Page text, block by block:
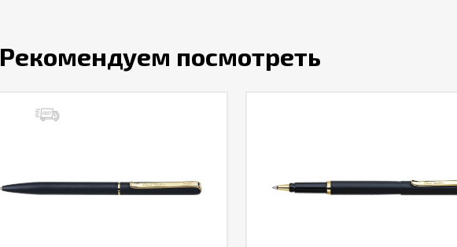
Рекомендуем посмотреть